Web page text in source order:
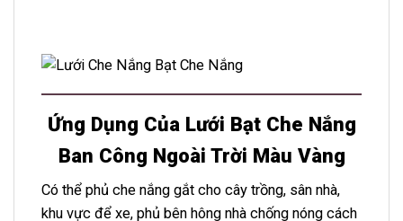
Ứng Dụng Của Lưới Bạt Che Nắng
Ban Công Ngoài Trời Màu Vàng
Có thể phủ che nắng gắt cho cây trồng, sân nhà,
khu vực để xe, phủ bên hông nhà chống nóng cách